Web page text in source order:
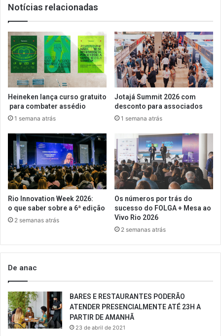
Notícias relacionadas
Heineken lança curso gratuito
para combater assédio
1 semana atrás
Jotajá Summit 2026 com
desconto para associados
1 semana atrás
Rio Innovation Week 2026:
o que saber sobre a 6ª edição
2 semanas atrás
Os números por trás do
sucesso do FOLGA + Mesa ao
Vivo Rio 2026
2 semanas atrás
De anac
BARES E RESTAURANTES PODERÃO
ATENDER PRESENCIALMENTE ATÉ 23H A
PARTIR DE AMANHÃ
23 de abril de 2021